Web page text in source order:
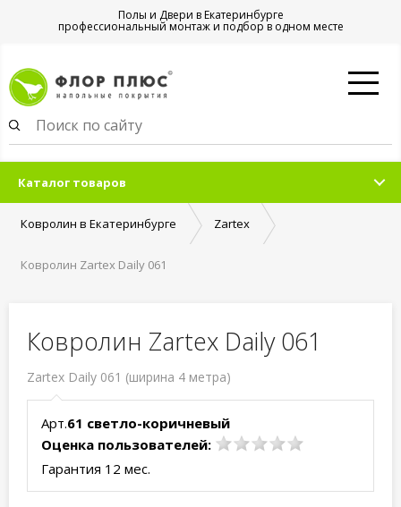
Полы и Двери в Екатеринбурге
профессиональный монтаж и подбор в одном месте
Каталог товаров
Ковролин в Екатеринбурге Zartex
Ковролин Zartex Daily 061
Ковролин Zartex Daily 061
Zartex Daily 061 (ширина 4 метра)
Арт.61 светло-коричневый
Оценка пользователей:
Гарантия 12 мес.